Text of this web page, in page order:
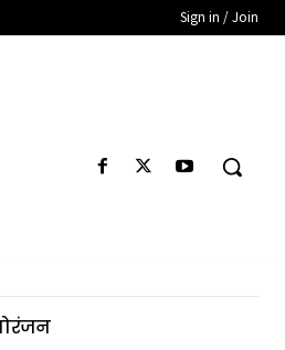
Sign in / Join